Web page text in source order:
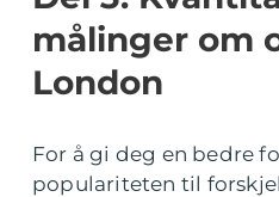
målinger om
London
For å gi deg en bedre
populariteten til